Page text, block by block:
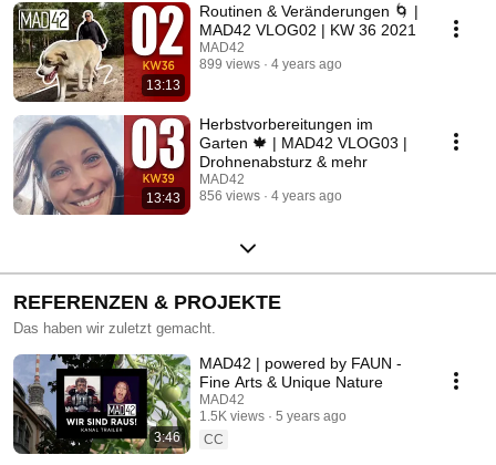
13:13
Routinen & Veränderungen 🌀 |
MAD42 VLOG02 | KW 36 2021
MAD42
899 views
4 years ago
13:43
Herbstvorbereitungen im
Garten 🍁 | MAD42 VLOG03 |
Drohnenabsturz & mehr
MAD42
856 views
4 years ago
REFERENZEN & PROJEKTE
Das haben wir zuletzt gemacht.
3:46
MAD42 | powered by FAUN -
Fine Arts & Unique Nature
MAD42
1.5K views
5 years ago
CC